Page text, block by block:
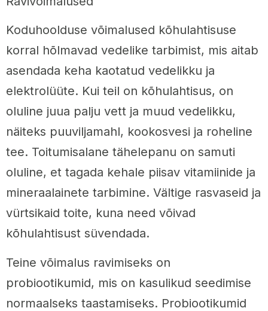
Koduhoolduse võimalused kõhulahtisuse
korral hõlmavad vedelike tarbimist, mis aitab
asendada keha kaotatud vedelikku ja
elektrolüüte. Kui teil on kõhulahtisus, on
oluline juua palju vett ja muud vedelikku,
näiteks puuviljamahl, kookosvesi ja roheline
tee. Toitumisalane tähelepanu on samuti
oluline, et tagada kehale piisav vitamiinide ja
mineraalainete tarbimine. Vältige rasvaseid ja
vürtsikaid toite, kuna need võivad
kõhulahtisust süvendada.
Teine võimalus ravimiseks on
probiootikumid, mis on kasulikud seedimise
normaalseks taastamiseks. Probiootikumid